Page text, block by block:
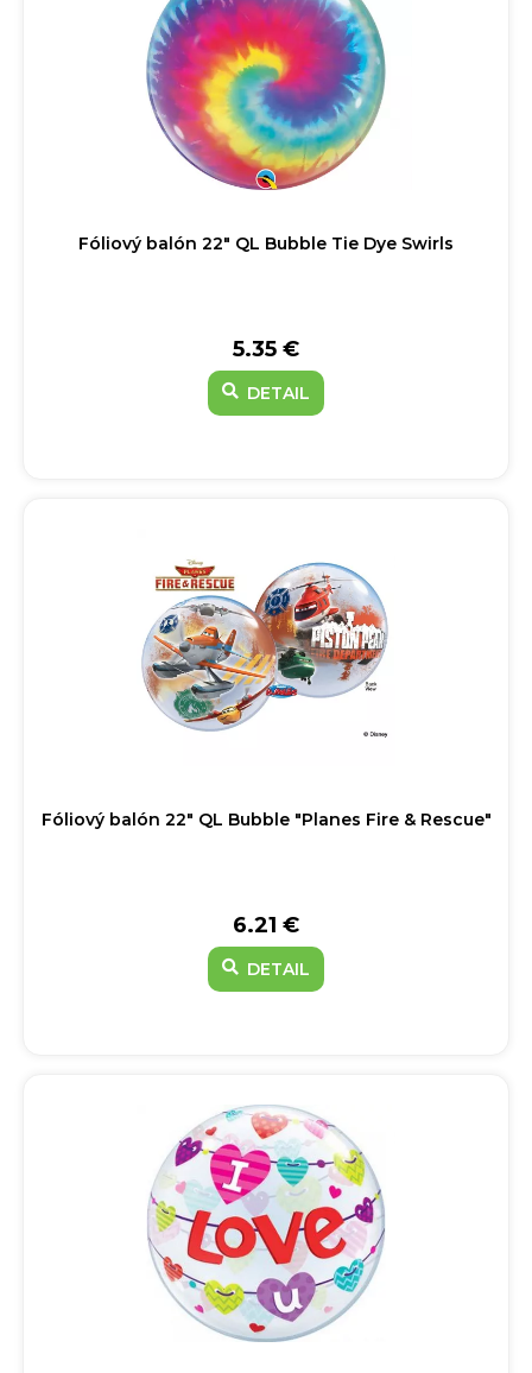
Fóliový balón 22" QL Bubble Tie Dye Swirls
5.35 €
DETAIL
Fóliový balón 22" QL Bubble "Planes Fire & Rescue"
6.21 €
DETAIL